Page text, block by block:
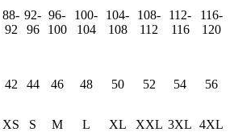
88-
92
92-
96
96-
100
100-
104
104-
108
108-
112
112-
116
116-
120
42 44 46 48 50 52 54 56
XS S M L XL XXL 3XL 4XL